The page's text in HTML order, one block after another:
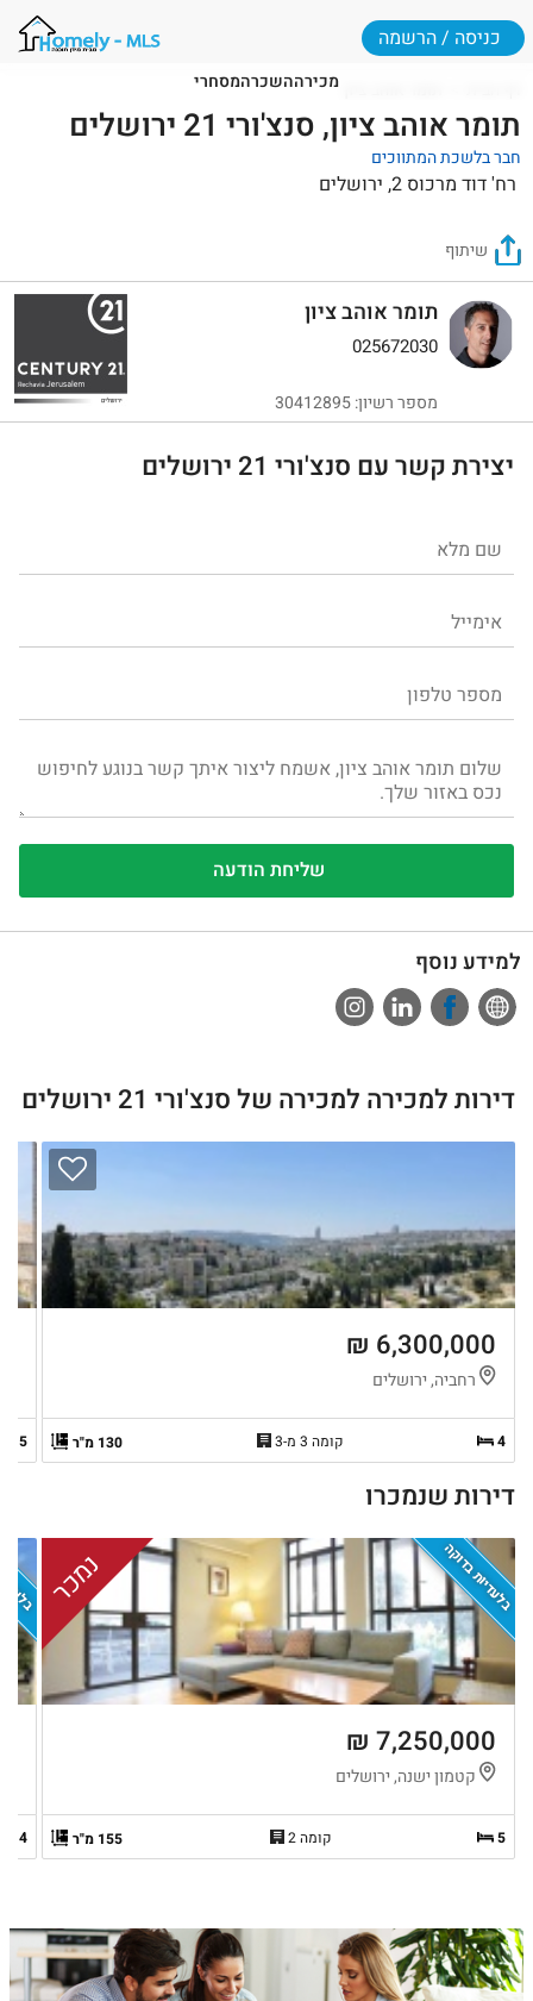
מכירההשכרהמסחרי
כניסה / הרשמה
תומר אוהב ציון, סנצ'ורי 21 ירושלים
חבר בלשכת המתווכים
רח' דוד מרכוס 2, ירושלים
שיתוף
תומר אוהב ציון
025672030
מספר רשיון: 30412895
יצירת קשר עם סנצ'ורי 21 ירושלים
למידע נוסף
דירות למכירה למכירה של סנצ'ורי 21 ירושלים
6,300,000 ₪
רחביה, ירושלים
4 קומה 3 מ-3 130 מ"ר 5
דירות שנמכרו
בלעדיות בדוקה נמכר
7,250,000 ₪
קטמון ישנה, ירושלים
5 קומה 2 155 מ"ר 4